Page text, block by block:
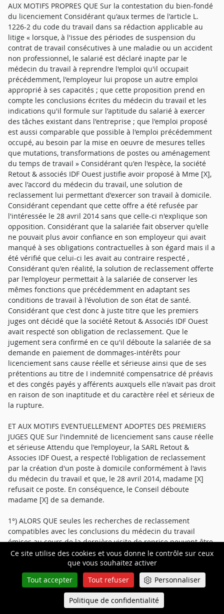
Ce site utilise des cookies et vous donne le contrôle sur ceux
que vous souhaitez activer
Tout accepter
Tout refuser Personnaliser
Politique de confidentialité
AUX MOTIFS PROPRES QUE Sur la contestation du bien-fondé
du licenciement Considérant qu'aux termes de l'article L.
1226-2 du code du travail dans sa rédaction applicable au
litige « lorsque, à l'issue des périodes de suspension du
contrat de travail consécutives à une maladie ou un accident
non professionnel, le salarié est déclaré inapte par le
médecin du travail à reprendre l'emploi qu'il occupait
précédemment, l'employeur lui propose un autre emploi
approprié à ses capacités ; que cette proposition prend en
compte les conclusions écrites du médecin du travail et les
indications qu'il formule sur l'aptitude du salarié à exercer
des tâches existant dans l'entreprise ; que l'emploi proposé
est aussi comparable que possible à l'emploi précédemment
occupé, au besoin par la mise en oeuvre de mesures telles
que mutations, transformations de postes ou aménagement
du temps de travail » Considérant qu'en l'espèce, la société
Retout & associés IDF Ouest justifie avoir proposé à Mme [X],
avec l'accord du médecin du travail, une solution de
reclassement lui permettant d'exercer son travail à domicile.
Considérant cependant que cette offre a été refusée par
l'intéressée le 28 avril 2014 sans que celle-ci n'explique son
opposition. Considérant que la salariée fait observer qu'elle
ne pouvait plus avoir confiance en son employeur qui avait
manqué à ses obligations contractuelles à son égard mais il a
été vérifié que celui-ci les avait au contraire respecté ,
Considérant qu'en réalité, la solution de reclassement offerte
par l'employeur permettait à la salariée de conserver les
mêmes fonctions que précédemment en adaptant ses
conditions de travail à l'évolution de son état de santé.
Considérant que c'est donc à juste titre que les premiers
juges ont décidé que la société Retout & Associés IDF Ouest
avait respecté son obligation de reclassement. Que le
jugement sera confirmé en ce qu'il déboute la salariée de sa
demande en paiement de dommages-intérêts pour
licenciement sans cause réelle et sérieuse ainsi que de ses
prétentions au titre de I indemnité compensatrice dé préavis
et des congés payés y afférents auxquels elle n'avait pas droit
en raison de son inaptitude et du caractère réel et sérieux de
la rupture.
ET AUX MOTIFS EVENTUELLEMENT ADOPTES DES PREMIERS
JUGES QUE Sur l'indemnité de licenciement sans cause réelle
et sérieuse Attendu que l'employeur, la SARL Retout &
Associes IDF Ouest, a respecté l'obligation de reclassement
par la création d'un poste à domicile conformément à l'avis
du médecin du travail et que, le 28 avril 2014, madame [X]
refusait ce poste. En conséquence, le Conseil déboute
madame [X] de sa demande.
1°) ALORS QUE seules les recherches de reclassement
compatibles avec les conclusions du médecin du travail
émises au cours de la dernière visite de reprise peuvent être
prises en considération pour apprécier le respect par
l'employeur de son obligation de reclassement ; qu'en
l'espèce, l'employeur avait soumis au médecin du travail une
proposition de poste par courrier en date du 9 avril 2012,
mais n'avait pas produit la réponse de celui-ci (cf. conclusions
d'appel de l'employeur p. 36) ; qu'en jugeant que la société
Queue-Fair